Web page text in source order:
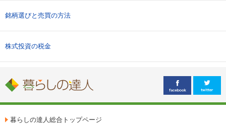
銘柄選びと売買の方法
株式投資の税金
暮らしの達人総合トップページ